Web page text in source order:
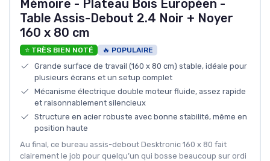
Mémoire - Plateau Bois Européen -
Table Assis-Debout 2.4 Noir + Noyer
160 x 80 cm
⭐ TRÈS BIEN NOTÉ 🔥 POPULAIRE
Grande surface de travail (160 x 80 cm) stable, idéale pour
plusieurs écrans et un setup complet
Mécanisme électrique double moteur fluide, assez rapide
et raisonnablement silencieux
Structure en acier robuste avec bonne stabilité, même en
position haute
Au final, ce bureau assis-debout Desktronic 160 x 80 fait
clairement le job pour quelqu’un qui bosse beaucoup sur ordi